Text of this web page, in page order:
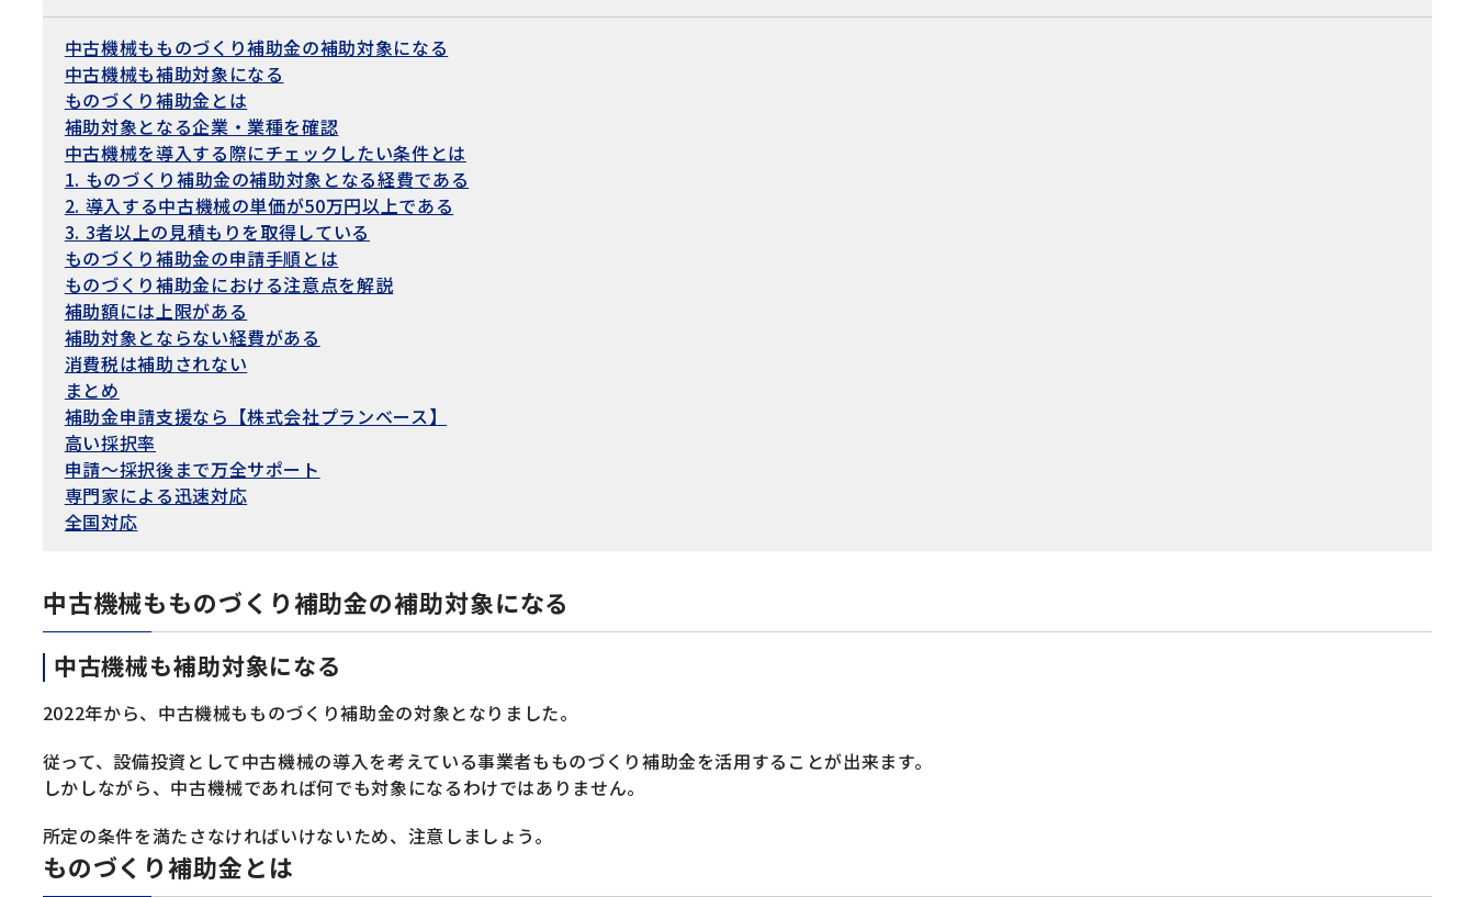
中古機械もものづくり補助金の補助対象になる
中古機械も補助対象になる
ものづくり補助金とは
補助対象となる企業・業種を確認
中古機械を導入する際にチェックしたい条件とは
1. ものづくり補助金の補助対象となる経費である
2. 導入する中古機械の単価が50万円以上である
3. 3者以上の見積もりを取得している
ものづくり補助金の申請手順とは
ものづくり補助金における注意点を解説
補助額には上限がある
補助対象とならない経費がある
消費税は補助されない
まとめ
補助金申請支援なら【株式会社プランベース】
高い採択率
申請〜採択後まで万全サポート
専門家による迅速対応
全国対応
中古機械もものづくり補助金の補助対象になる
中古機械も補助対象になる
2022年から、中古機械もものづくり補助金の対象となりました。
従って、設備投資として中古機械の導入を考えている事業者もものづくり補助金を活用することが出来ます。
しかしながら、中古機械であれば何でも対象になるわけではありません。
所定の条件を満たさなければいけないため、注意しましょう。
ものづくり補助金とは